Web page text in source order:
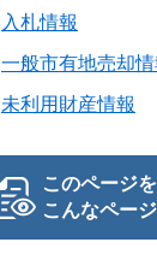
入札情報
一般市有地売却情
未利用財産情報
このページ
こんなペー